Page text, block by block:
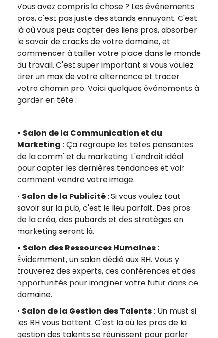
Vous avez compris la chose ? Les événements
pros, c'est pas juste des stands ennuyant. C'est
là où vous peux capter des liens pros, absorber
le savoir de cracks de votre domaine, et
commencer à tailler votre place dans le monde
du travail. C'est super important si vous voulez
tirer un max de votre alternance et tracer
votre chemin pro. Voici quelques événements à
garder en tête :
• Salon de la Communication et du
Marketing : Ça regroupe les têtes pensantes
de la comm' et du marketing. L'endroit idéal
pour capter les dernières tendances et voir
comment vendre votre image.
• Salon de la Publicité: Si vous voulez tout
savoir sur la pub, c'est le lieu parfait. Des pros
de la créa, des pubards et des stratèges en
marketing seront là.
• Salon des Ressources Humaines:
Évidemment, un salon dédié aux RH. Vous y
trouverez des experts, des conférences et des
opportunités pour imaginer votre futur dans ce
domaine.
• Salon de la Gestion des Talents: Un must si
les RH vous bottent. C'est là où les pros de la
gestion des talents se réunissent pour parler